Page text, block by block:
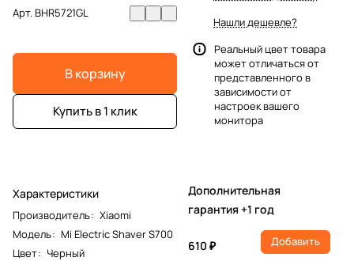
Арт.BHR5721GL
В корзину
Купить в 1 клик
Характеристики
Производитель: Xiaomi
Модель: Mi Electric Shaver S700
Цвет: Черный
Нашли дешевле?
Реальный цвет товара
может отличаться от
представленного в
зависимости от
настроек вашего
монитора
Дополнительная
гарантия +1 год
610 ₽ Добавить